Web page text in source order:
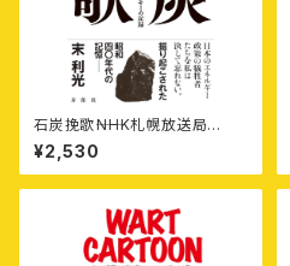
石炭挽歌⸺NHK札幌放送局
〈炭鉱事故〉担当アナウンサーの
記録
¥2,530